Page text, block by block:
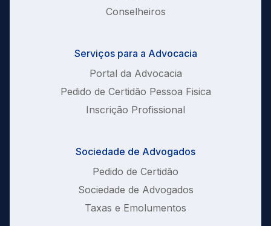
Conselheiros
Serviços para a Advocacia
Portal da Advocacia
Pedido de Certidão Pessoa Fisica
Inscrição Profissional
Sociedade de Advogados
Pedido de Certidão
Sociedade de Advogados
Taxas e Emolumentos